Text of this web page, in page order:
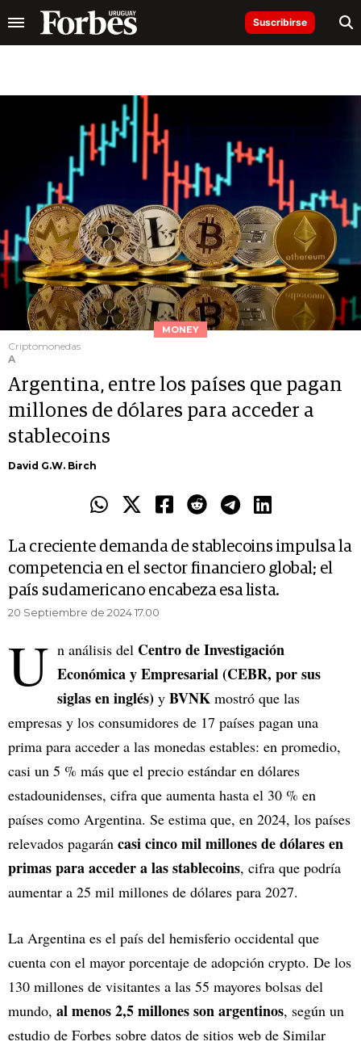
Suscribirse
MONEY
Criptomonedas
A
Argentina, entre los países que pagan
millones de dólares para acceder a
stablecoins
David G.W. Birch
La creciente demanda de stablecoins impulsa la
competencia en el sector financiero global; el
país sudamericano encabeza esa lista.
20 Septiembre de 2024 17.00
U n análisis del Centro de Investigación
Económica y Empresarial (CEBR, por sus
siglas en inglés) y BVNK mostró que las
empresas y los consumidores de 17 países pagan una
prima para acceder a las monedas estables: en promedio,
casi un 5 % más que el precio estándar en dólares
estadounidenses, cifra que aumenta hasta el 30 % en
países como Argentina. Se estima que, en 2024, los países
relevados pagarán casi cinco mil millones de dólares en
primas para acceder a las stablecoins, cifra que podría
aumentar a 25 mil millones de dólares para 2027.
La Argentina es el país del hemisferio occidental que
cuenta con el mayor porcentaje de adopción crypto. De los
130 millones de visitantes a las 55 mayores bolsas del
mundo, al menos 2,5 millones son argentinos, según un
estudio de Forbes sobre datos de sitios web de Similar